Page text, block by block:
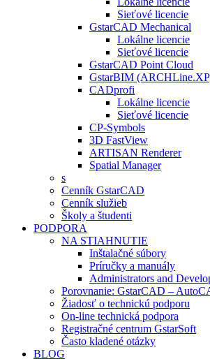
Sieťové licencie
GstarCAD Mechanical
Lokálne licencie
Sieťové licencie
GstarCAD Point Cloud
GstarBIM
CADprofi
Lokálne licencie
Sieťové licencie
CP-Symbols
3D FastView
ARTISAN Renderer
Spatial Manager
s
Cenník GstarCAD
Cenník služieb
Školy a študenti
PODPORA
NA STIAHNUTIE
Inštalačné súbory
Príručky a manuály
Administrators and
Porovnanie: GstarCAD –
Žiadosť o technickú podporu
On-line technická podpora
Registračné centrum GstarSoft
Často kladené otázky
BLOG